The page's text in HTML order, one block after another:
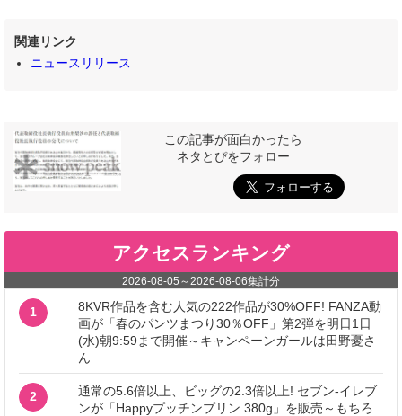
関連リンク
ニュースリリース
この記事が面白かったら
ネタとぴをフォロー
アクセスランキング
2026-08-05 ～ 2026-08-06集計分
1
8KVR作品を含む人気の222作品が30%OFF! FANZA動
画が「春のパンツまつり30％OFF」第2弾を明日1日
(水)朝9:59まで開催～キャンペーンガールは田野憂さ
ん
2
通常の5.6倍以上、ビッグの2.3倍以上! セブン‐イレブ
ンが「Happyプッチンプリン 380g」を販売～もちろ